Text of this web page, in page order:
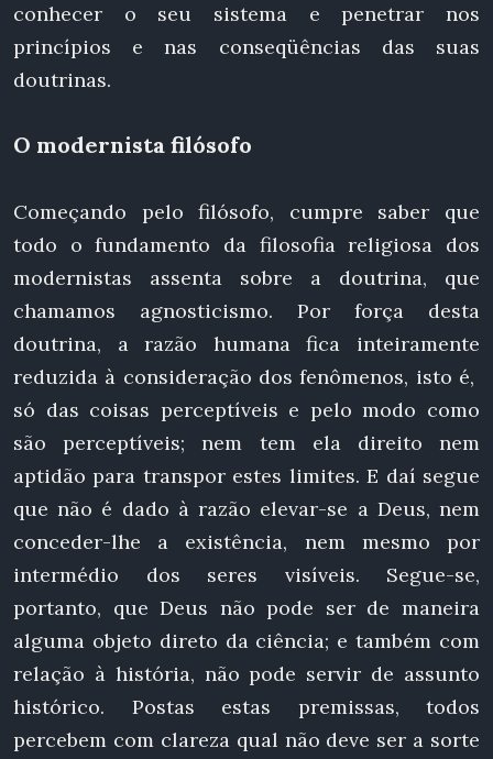
conhecer o seu sistema e penetrar nos
princípios e nas conseqüências das suas
doutrinas.
O modernista filósofo
Começando pelo filósofo, cumpre saber que
todo o fundamento da filosofia religiosa dos
modernistas assenta sobre a doutrina, que
chamamos agnosticismo. Por força desta
doutrina, a razão humana fica inteiramente
reduzida à consideração dos fenômenos, isto é,
só das coisas perceptíveis e pelo modo como
são perceptíveis; nem tem ela direito nem
aptidão para transpor estes limites. E daí segue
que não é dado à razão elevar-se a Deus, nem
conceder-lhe a existência, nem mesmo por
intermédio dos seres visíveis. Segue-se,
portanto, que Deus não pode ser de maneira
alguma objeto direto da ciência; e também com
relação à história, não pode servir de assunto
histórico. Postas estas premissas, todos
percebem com clareza qual não deve ser a sorte